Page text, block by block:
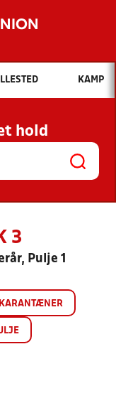
vil du søge efter?
OG NYHEDER
OG
KAMP
hold
3
Pulje 1
KARANTÆNER